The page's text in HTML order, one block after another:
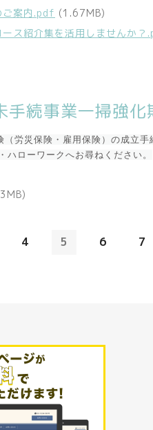
ご案内.pdf (1.67MB)
ース紹介集を活用しませんか？
続事業一掃強化
労災保険・雇用保険）の成立
ローワークへお尋ねください。
4 5 6 7